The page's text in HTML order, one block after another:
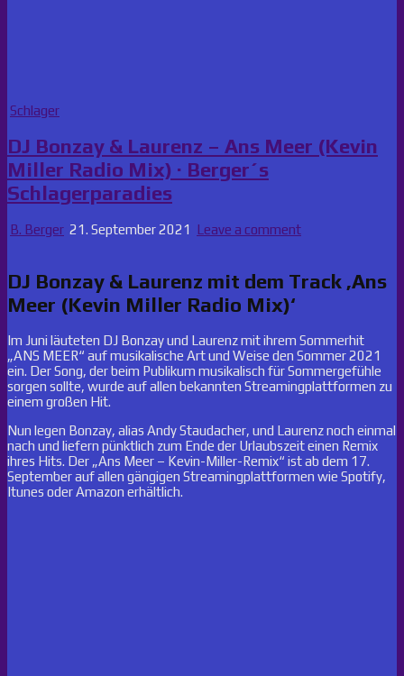
Posted
Schlager
DJ Bonzay & Laurenz – Ans Meer (Kevin
Miller Radio Mix) · Berger´s
Schlagerparadies
B. Berger 21. September 2021 Leave a comment
DJ Bonzay & Laurenz mit dem Track ‚Ans
Meer (Kevin Miller Radio Mix)‘
Im Juni läuteten DJ Bonzay und Laurenz mit ihrem Sommerhit
„ANS MEER“ auf musikalische Art und Weise den Sommer 2021
ein. Der Song, der beim Publikum musikalisch für Sommergefühle
sorgen sollte, wurde auf allen bekannten Streamingplattformen zu
einem großen Hit.
Nun legen Bonzay, alias Andy Staudacher, und Laurenz noch einmal
nach und liefern pünktlich zum Ende der Urlaubszeit einen Remix
ihres Hits. Der „Ans Meer – Kevin-Miller-Remix“ ist ab dem 17.
September auf allen gängigen Streamingplattformen wie Spotify,
Itunes oder Amazon erhältlich.